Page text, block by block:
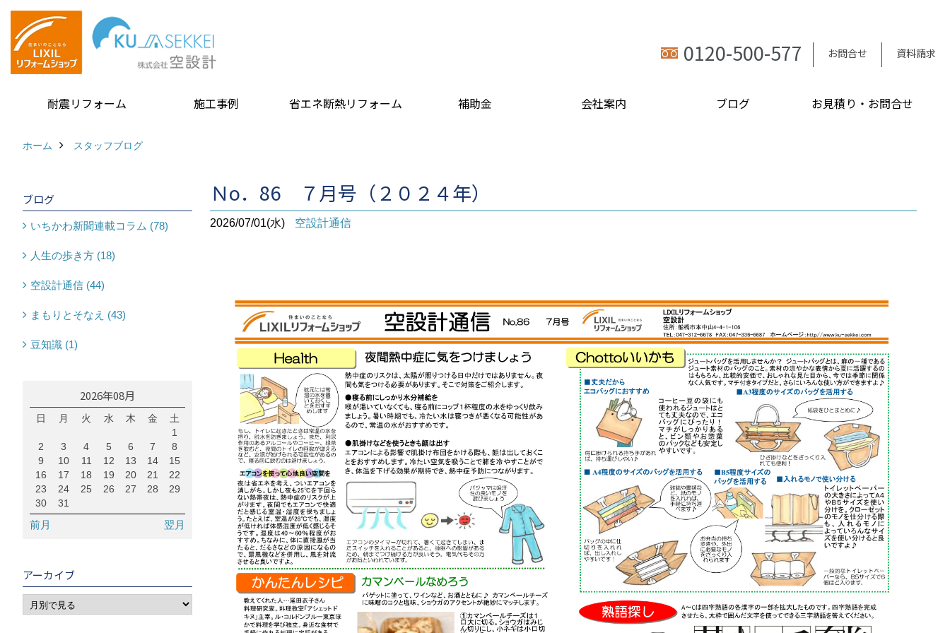
0120-500-577 お問合せ 資料請求
耐震リフォーム 施工事例 省エネ断熱リフォーム 補助金 会社案内 ブログ お見積り・お問合せ
ホーム スタッフブログ
Ｎo．86 ７月号（２０２４年）
2026/07/01(水) 空設計通信
ブログ
いちかわ新聞連載コラム (78)
人生の歩き方 (18)
空設計通信 (44)
まもりとそなえ (43)
豆知識 (1)
2026年08月
日 月 火 水 木 金
土
1
2
3 4 5 6 7
8
9
10 11 12 13 14
15
16
17 18 19 20 21
22
23
24 25 26 27 28
29
30
31
前月 翌月
アーカイブ